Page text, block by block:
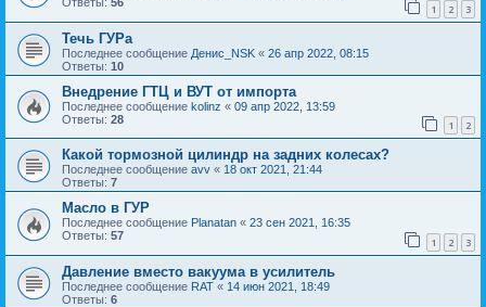
1 2 3
Течь ГУРа
Последнее сообщение Денис_NSK « 26 апр 2022, 08:15
Ответы: 10
Внедрение ГТЦ и ВУТ от импорта
Последнее сообщение kolinz « 09 апр 2022, 13:59
Ответы: 28 1 2
Какой тормозной цилиндр на задних колесах?
Последнее сообщение avv « 18 окт 2021, 21:44
Ответы: 7
Масло в ГУР
Последнее сообщение Planatan « 23 сен 2021, 16:35
Ответы: 57 1 2 3
Давление вместо вакуума в усилитель
Последнее сообщение RAT « 14 июн 2021, 18:49
Ответы: 6